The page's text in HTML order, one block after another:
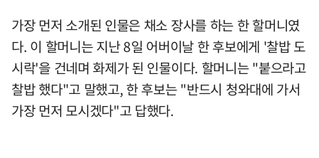
가장 먼저 소개된 인물은 채소 장사를 하는 한 할머니였
다. 이 할머니는 지난 8일 어버이날 한 후보에게 '찰밥 도
시락'을 건네며 화제가 된 인물이다. 할머니는 "붙으라고
찰밥 했다"고 말했고, 한 후보는 "반드시 청와대에 가서
가장 먼저 모시겠다"고 답했다.